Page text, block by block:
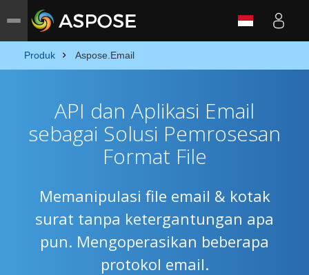
Produk Aspose.Email
API dan Aplikasi Email
sebagai Solusi Pemrosesan
Format File
Memanipulasi file email & kotak
surat tanpa ketergantungan apa
pun. Mengoperasikan beberapa
protokol email.